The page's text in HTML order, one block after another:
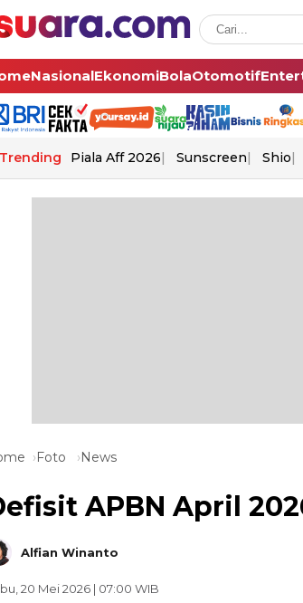
NasionalEkonomiBolaOtomotif
Trending Piala Aff 2026 Sunscreen Shio
Foto News
APBN April
Alfian Winanto
20 Mei 2026 | 07:00 WIB